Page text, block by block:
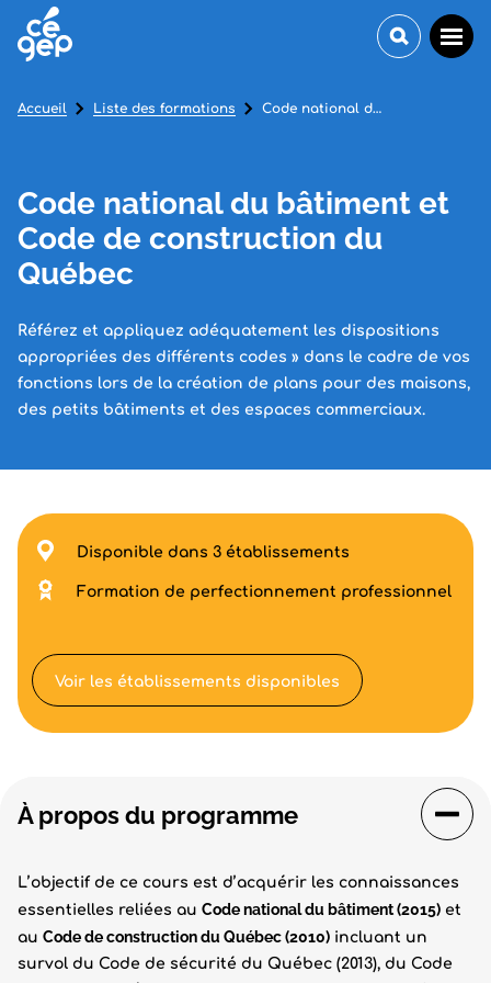
Code national du bâtiment et
Code de construction du
Québec
Référez et appliquez adéquatement les dispositions
appropriées des différents codes » dans le cadre de vos
fonctions lors de la création de plans pour des maisons,
des petits bâtiments et des espaces commerciaux.
Accueil Liste des formations Code national du bâtiment et Code de construction du Québec
À propos du programme
L’objectif de ce cours est d’acquérir les connaissances
essentielles reliées au Code national du bâtiment (2015) et
au Code de construction du Québec (2010) incluant un
survol du Code de sécurité du Québec (2013), du Code
Disponible dans 3 établissements
Formation de perfectionnement professionnel
Voir les établissements disponibles